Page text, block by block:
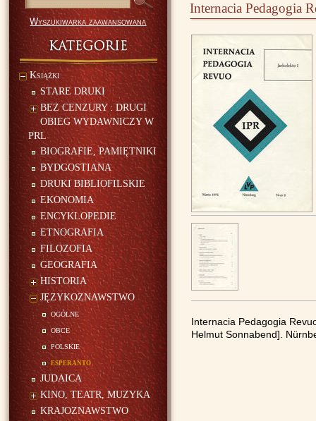
Wyszukiwarka zaawansowana
Książki
STARE DRUKI
BEZ CENZURY : DRUGI
OBIEG WYDAWNICZY W
PRL
BIOGRAFIE, PAMIĘTNIKI
BYDGOSTIANA
DRUKI BIBLIOFILSKIE
EKONOMIA
ENCYKLOPEDIE
ETNOGRAFIA
FILOZOFIA
GEOGRAFIA
HISTORIA
JĘZYKOZNAWSTWO
ogólne
obce
polskie
esperanto
JUDAICA
KINO, TEATR, MUZYKA
KRAJOZNAWSTWO
Internacia Pedagogia
Internacia Pedagogia
Helmut Sonnabend].